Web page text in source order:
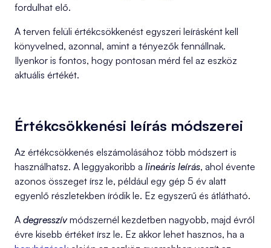
fordulhat elő.
A terven felüli értékcsökkenést egyszeri leírásként kell
könyvelned, azonnal, amint a tényezők fennállnak.
Ilyenkor is fontos, hogy pontosan mérd fel az eszköz
aktuális értékét.
Értékcsökkenési leírás módszerei
Az értékcsökkenés elszámolásához több módszert is
használhatsz. A leggyakoribb a lineáris leírás, ahol évente
azonos összeget írsz le, például egy gép 5 év alatt
egyenlő részletekben íródik le. Ez egyszerű és átlátható.
A degresszívmódszernél kezdetben nagyobb, majd évről
évre kisebb értéket írsz le. Ez akkor lehet hasznos, ha a